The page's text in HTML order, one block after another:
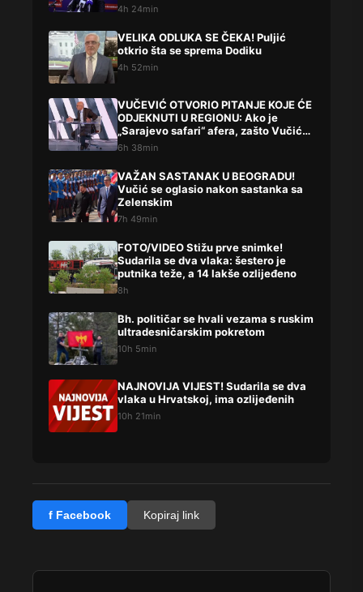
4h 24min
VELIKA ODLUKA SE ČEKA! Puljić
otkrio šta se sprema Dodiku
4h 52min
VUČEVIĆ OTVORIO PITANJE KOJE ĆE
ODJEKNUTI U REGIONU: Ako je
„Sarajevo safari“ afera, zašto Vučića
niste procesuirali?!
6h 38min
VAŽAN SASTANAK U BEOGRADU!
Vučić se oglasio nakon sastanka sa
Zelenskim
7h 49min
FOTO/VIDEO Stižu prve snimke!
Sudarila se dva vlaka: šestero je
putnika teže, a 14 lakše ozlijeđeno
8h
Bh. političar se hvali vezama s ruskim
ultradesničarskim pokretom
10h 5min
NAJNOVIJA VIJEST! Sudarila se dva
vlaka u Hrvatskoj, ima ozlijeđenih
10h 21min
f Facebook Kopiraj link